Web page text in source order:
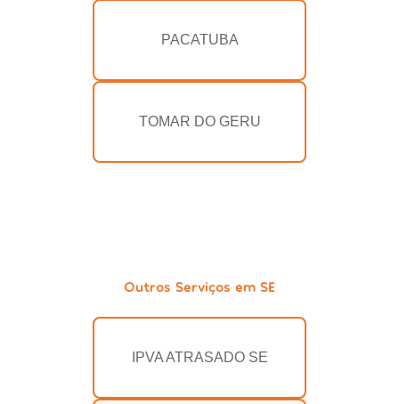
PACATUBA
TOMAR DO GERU
Outros Serviços em SE
IPVA ATRASADO SE